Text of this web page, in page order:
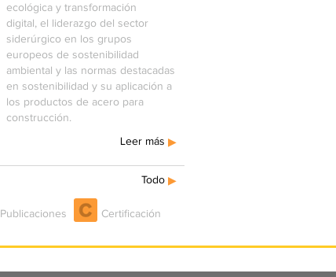
ecológica y transformación
digital, el liderazgo del sector
siderúrgico en los grupos
europeos de sostenibilidad
ambiental y las normas destacadas
en sostenibilidad y su aplicación a
los productos de acero para
construcción.
Leer más
Todo
Publicaciones Certificación